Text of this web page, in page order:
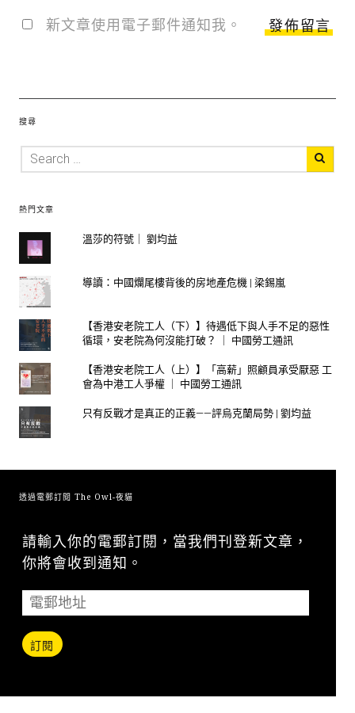
新文章使用電子郵件通知我。
搜尋
熱門文章
溫莎的符號｜ 劉均益
導讀：中國爛尾樓背後的房地產危機 | 梁錫嵐
【香港安老院工人（下）】待遇低下與人手不足的惡性
循環，安老院為何沒能打破？ ｜ 中國勞工通訊
【香港安老院工人（上）】「高薪」照顧員承受厭惡 工
會為中港工人爭權 ｜ 中國勞工通訊
只有反戰才是真正的正義——評烏克蘭局勢 | 劉均益
透過電郵訂閱 The Owl-夜貓
請輸入你的電郵訂閱，當我們刊登新文章，
你將會收到通知。
訂閱